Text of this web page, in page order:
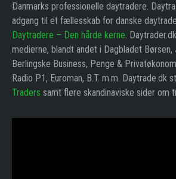
Danmarks professionelle daytradere.
adgang til et fællesskab for danske
Daytradere – Den hårde kerne.
medierne, blandt andet i Dagbladet Børsen,
Berlingske Business, Penge &
Radio P1, Euroman, B.T. m.m. Daytrade.dk
Traders samt flere skandinaviske sider om